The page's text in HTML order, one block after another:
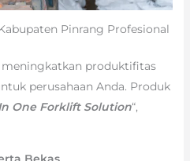
Pinrang Profesional
produktifitas
perusahaan Anda. Produk
One Forklift Solution“,